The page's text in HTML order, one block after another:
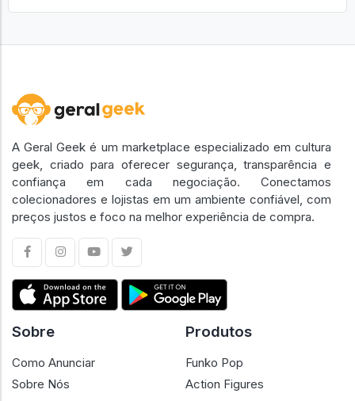
A Geral Geek é um marketplace especializado em cultura
geek, criado para oferecer segurança, transparência e
confiança em cada negociação. Conectamos
colecionadores e lojistas em um ambiente confiável, com
preços justos e foco na melhor experiência de compra.
Sobre
Como Anunciar
Sobre Nós
Produtos
Funko Pop
Action Figures